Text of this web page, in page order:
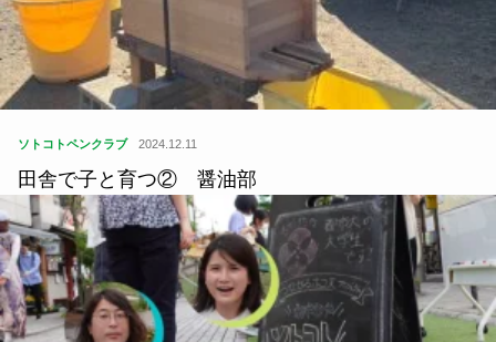
ソトコトペンクラブ 2024.12.11
田舎で子と育つ② 醤油部